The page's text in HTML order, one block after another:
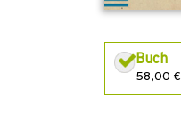
Buch
58,00 €